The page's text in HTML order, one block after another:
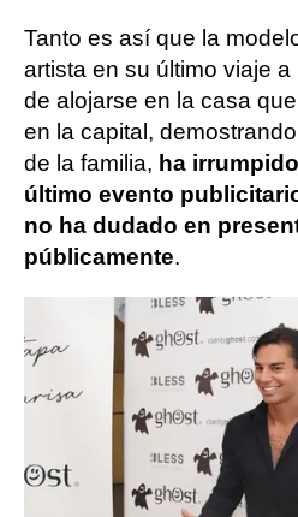
Tanto es así que la
artista en su último viaje
de alojarse en la casa
en la capital,
de la familia, ha
último evento
no ha dudado en
públicamente.